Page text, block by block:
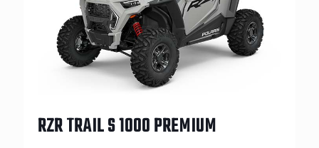
RZR TRAIL S 1000 PREMIUM